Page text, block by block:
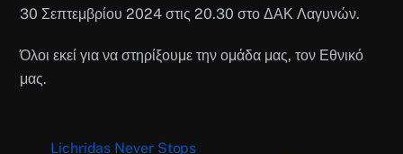
30 Σεπτεμβρίου 2024 στις 20.30 στο ΔΑΚ Λαγυνών.
Όλοι εκεί για να στηρίξουμε την ομάδα μας, τον Εθνικό
μας.
Lichridas Never Stops